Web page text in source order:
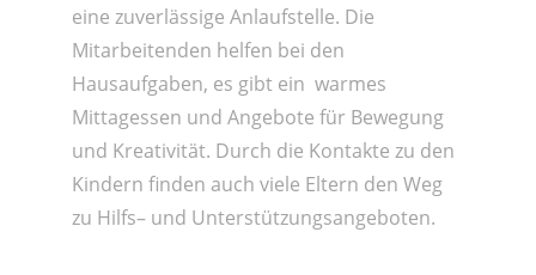
eine zuverlässige Anlaufstelle. Die
Mitarbeitenden helfen bei den
Hausaufgaben, es gibt ein warmes
Mittagessen und Angebote für Bewegung
und Kreativität. Durch die Kontakte zu den
Kindern finden auch viele Eltern den Weg
zu Hilfs– und Unterstützungsangeboten.